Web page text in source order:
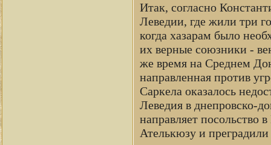
Итак, согласно
Леведии, где жили три
когда хазарам было
их верные союзники -
же время на Среднем
направленная против
Саркела оказалось
Леведия в днепровско-
направляет посольство
Ателькюзу и